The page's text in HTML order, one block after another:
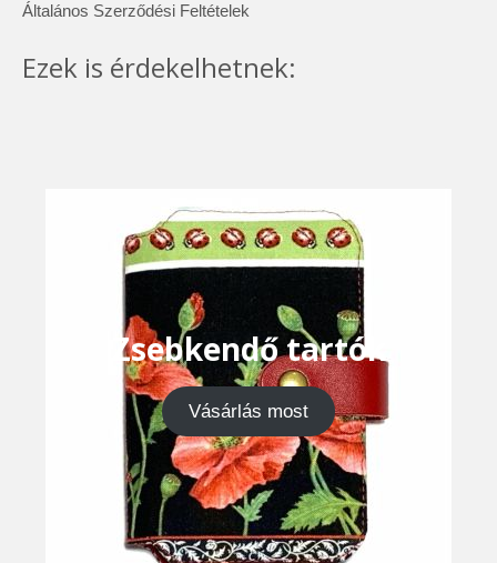
Általános Szerződési Feltételek
Ezek is érdekelhetnek:
Zsebkendő tartók
Vásárlás most